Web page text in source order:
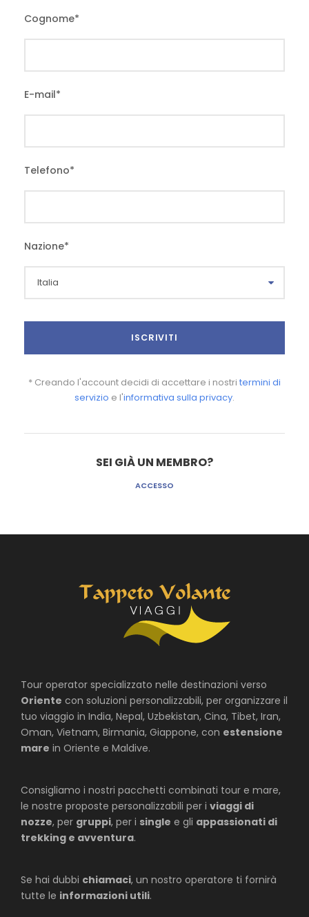
Cognome*
E-mail*
Telefono*
Nazione*
* Creando l'account decidi di accettare i nostri termini di
servizio e l'informativa sulla privacy.
SEI GIÀ UN MEMBRO?
ACCESSO
Tour operator specializzato nelle destinazioni verso
Oriente con soluzioni personalizzabili, per organizzare il
tuo viaggio in India, Nepal, Uzbekistan, Cina, Tibet, Iran,
Oman, Vietnam, Birmania, Giappone, con estensione
mare in Oriente e Maldive.
Consigliamo i nostri pacchetti combinati tour e mare,
le nostre proposte personalizzabili per i viaggi di
nozze, per gruppi, per i single e gli appassionati di
trekking e avventura.
Se hai dubbi chiamaci, un nostro operatore ti fornirà
tutte le informazioni utili.